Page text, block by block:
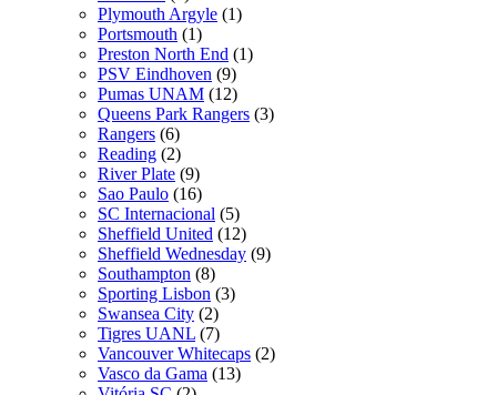
Plymouth Argyle (1)
Portsmouth (1)
Preston North End (1)
PSV Eindhoven (9)
Pumas UNAM (12)
Queens Park Rangers (3)
Rangers (6)
Reading (2)
River Plate (9)
Sao Paulo (16)
SC Internacional (5)
Sheffield United (12)
Sheffield Wednesday (9)
Southampton (8)
Sporting Lisbon (3)
Swansea City (2)
Tigres UANL (7)
Vancouver Whitecaps (2)
Vasco da Gama (13)